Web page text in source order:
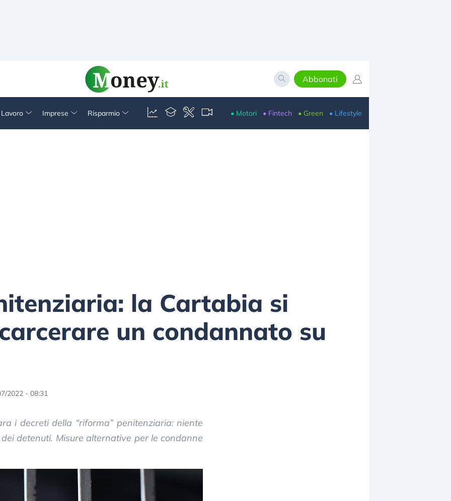
Abbonati
Imprese Risparmio • Motori • Fintech • Green • Lifestyle
la Cartabia si
un condannato su
2022 - 08:31
i decreti della “riforma” penitenziaria: niente
detenuti. Misure alternative per le condanne